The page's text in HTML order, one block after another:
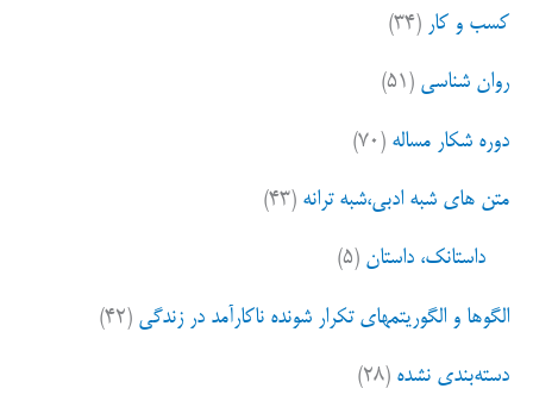
کسب و کار (۳۴)
روان شناسی (۵۱)
دوره شکار مساله (۷۰)
متن های شبه ادبی،شبه ترانه (۴۳)
داستانک، داستان (۵)
الگوها و الگوریتمهای تکرار شونده ناکارآمد در زندگی (۴۲)
دسته‌بندی نشده (۲۸)